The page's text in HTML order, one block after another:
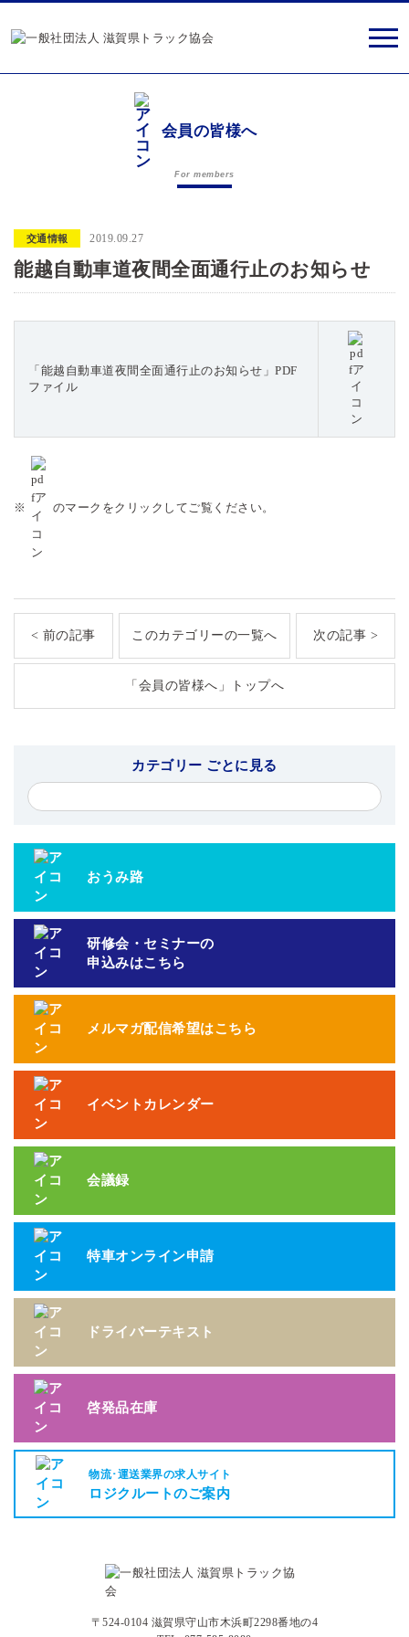
会員の皆様へ
For members
交通情報 2019.09.27
能越自動車道夜間全面通行止のお知らせ
「能越自動車道夜間全面通行止のお知らせ」PDF
ファイル
※ のマークをクリックしてご覧ください。
< 前の記事 このカテゴリーの一覧へ 次の記事 >
「会員の皆様へ」トップへ
カテゴリー ごとに見る
おうみ路
研修会・セミナーの
申込みはこちら
メルマガ配信希望はこちら
イベントカレンダー
会議録
特車オンライン申請
ドライバーテキスト
啓発品在庫
物流･運送業界の求人サイト
ロジクルートのご案内
〒524-0104 滋賀県守山市木浜町2298番地の4